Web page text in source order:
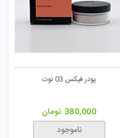
پودر فیکس 03 نوت
380,000 تومان
ناموجود